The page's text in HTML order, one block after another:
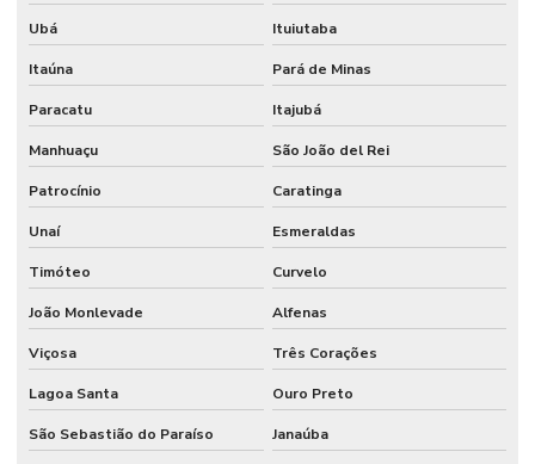
Ubá Ituiutaba
Itaúna Pará de Minas
Paracatu Itajubá
Manhuaçu São João del Rei
Patrocínio Caratinga
Unaí Esmeraldas
Timóteo Curvelo
João Monlevade Alfenas
Viçosa Três Corações
Lagoa Santa Ouro Preto
São Sebastião do Paraíso Janaúba